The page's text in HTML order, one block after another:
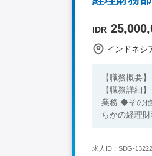
IDR
インドネシ
【職務概要
【職務詳細】
業務 ◆その他付随する業務 【必須スキル】 ◆業務上コ
らかの経理
求人ID：SDG-